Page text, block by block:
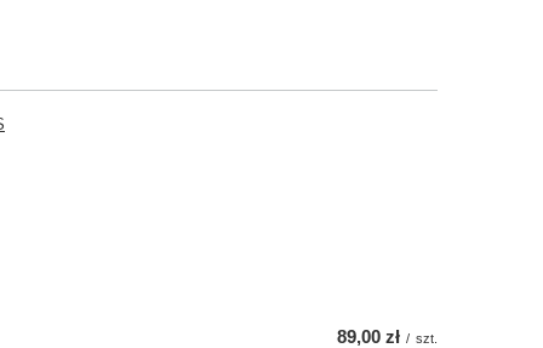
89,00 zł / szt.